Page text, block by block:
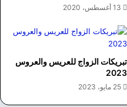
13 أغسطس، 2020
تبريكات الزواج للعريس والعروس
2023
25 مايو، 2023